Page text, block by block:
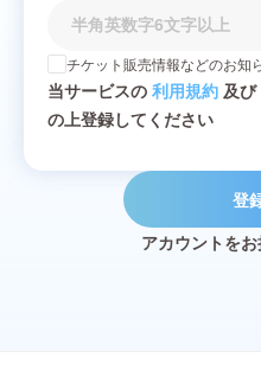
チケット販売情報などのお知
当サービスの 利用規約 及び
の上登録してください
登
アカウントを